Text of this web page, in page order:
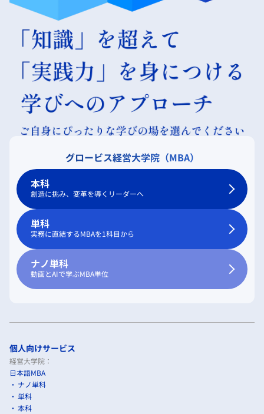
グロービス経営大学院（MBA）
本科
創造に挑み、変革を導くリーダーへ
単科
実務に直結するMBAを1科目から
ナノ単科
動画とAIで学ぶMBA単位
個人向けサービス
経営大学院：
日本語MBA
ナノ単科
単科
本科